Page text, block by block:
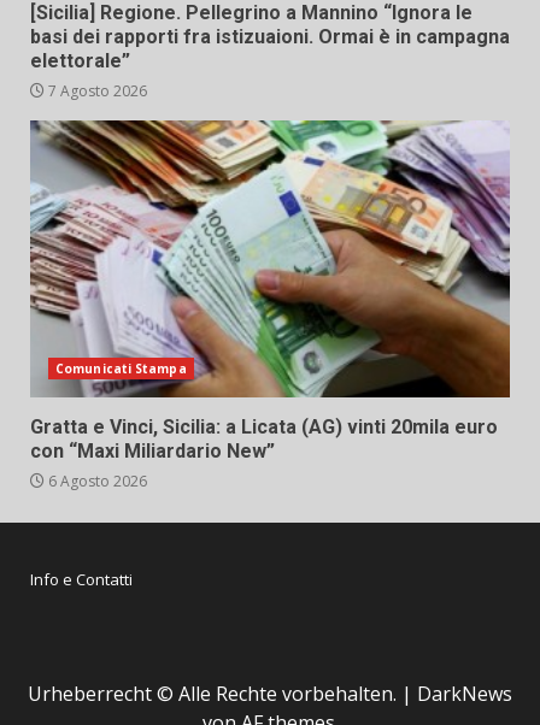
[Sicilia] Regione. Pellegrino a Mannino “Ignora le
basi dei rapporti fra istizuaioni. Ormai è in campagna
elettorale”
7 Agosto 2026
Comunicati Stampa
Gratta e Vinci, Sicilia: a Licata (AG) vinti 20mila euro
con “Maxi Miliardario New”
6 Agosto 2026
Info e Contatti
Urheberrecht © Alle Rechte vorbehalten. | DarkNews